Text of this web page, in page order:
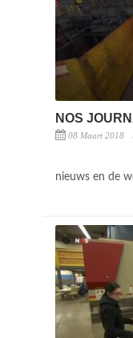
NOS
08 Maart 2018
nieuws en de